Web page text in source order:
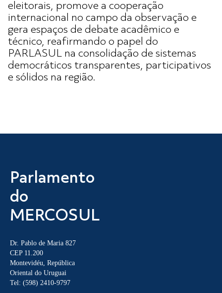
eleitorais, promove a cooperação
internacional no campo da observação e
gera espaços de debate acadêmico e
técnico, reafirmando o papel do
PARLASUL na consolidação de sistemas
democráticos transparentes, participativos
e sólidos na região.
Parlamento
do
MERCOSUL
Dr. Pablo de Maria 827
CEP 11.200
Montevidéu, República
Oriental do Uruguai
Tel: (598) 2410-9797